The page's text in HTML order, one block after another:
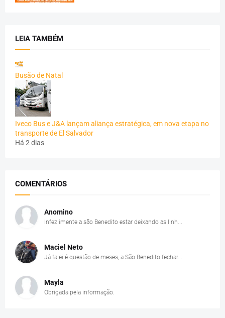
LEIA TAMBÉM
Busão de Natal
Iveco Bus e J&A lançam aliança estratégica, em nova etapa no
transporte de El Salvador
Há 2 dias
COMENTÁRIOS
Anomino
Infezlimente a são Benedito estar deixando as linh...
Maciel Neto
Já falei é questão de meses, a São Benedito fechar...
Mayla
Obrigada pela informação.